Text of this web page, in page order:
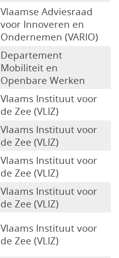
Vlaamse Adviesraad
voor Innoveren en
Ondernemen (VARIO)
Departement
Mobiliteit en
Openbare Werken
Vlaams Instituut voor
de Zee (VLIZ)
Vlaams Instituut voor
de Zee (VLIZ)
Vlaams Instituut voor
de Zee (VLIZ)
Vlaams Instituut voor
de Zee (VLIZ)
Vlaams Instituut voor
de Zee (VLIZ)